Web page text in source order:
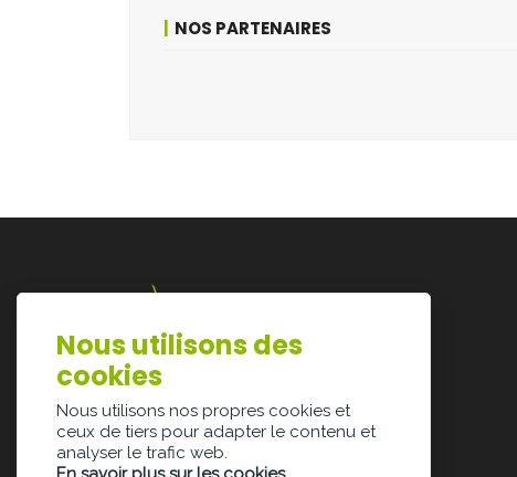
NOS PARTENAIRES
Lazarijstraat 168
3500 Hasselt
Nous utilisons des
cookies
Nous utilisons nos propres cookies et
ceux de tiers pour adapter le contenu et
analyser le trafic web.